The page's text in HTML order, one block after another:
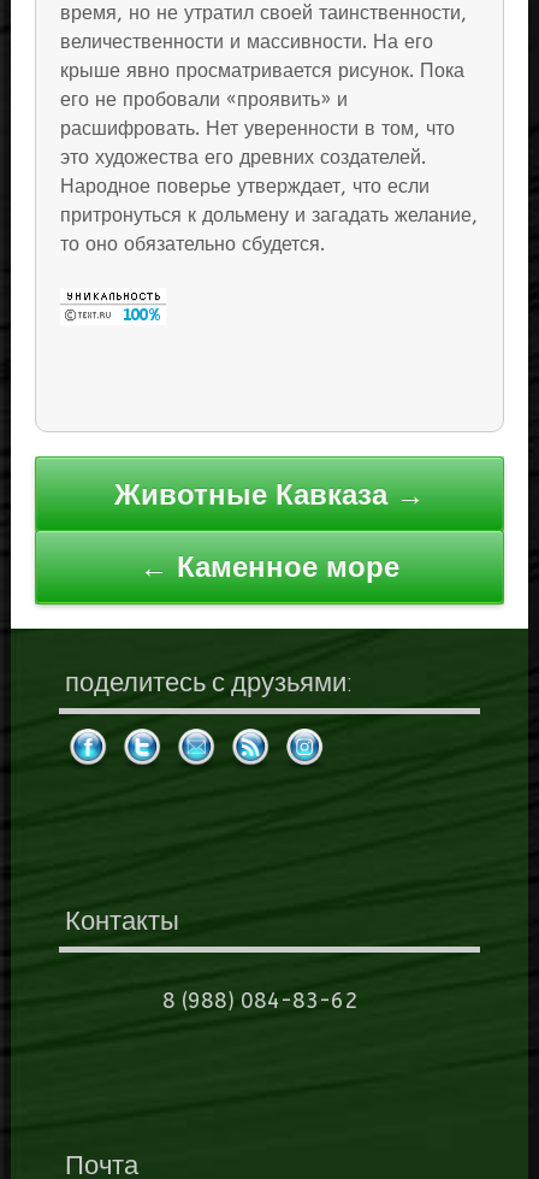
время, но не утратил своей таинственности,
величественности и массивности. На его
крыше явно просматривается рисунок. Пока
его не пробовали «проявить» и
расшифровать. Нет уверенности в том, что
это художества его древних создателей.
Народное поверье утверждает, что если
притронуться к дольмену и загадать желание,
то оно обязательно сбудется.
Навигация
по
записям
Животные Кавказа →
← Каменное море
поделитесь с друзьями:
Контакты
8 (988) 084-83-62
Почта